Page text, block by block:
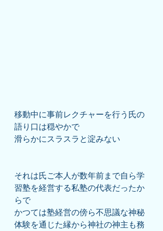
移動中に事前レクチャーを行う氏の
語り口は穏やかで
滑らかにスラスラと淀みない
それは氏ご本人が数年前まで自ら学
習塾を経営する私塾の代表だったか
らで
かつては塾経営の傍ら不思議な神秘
体験を通じた縁から神社の神主も務